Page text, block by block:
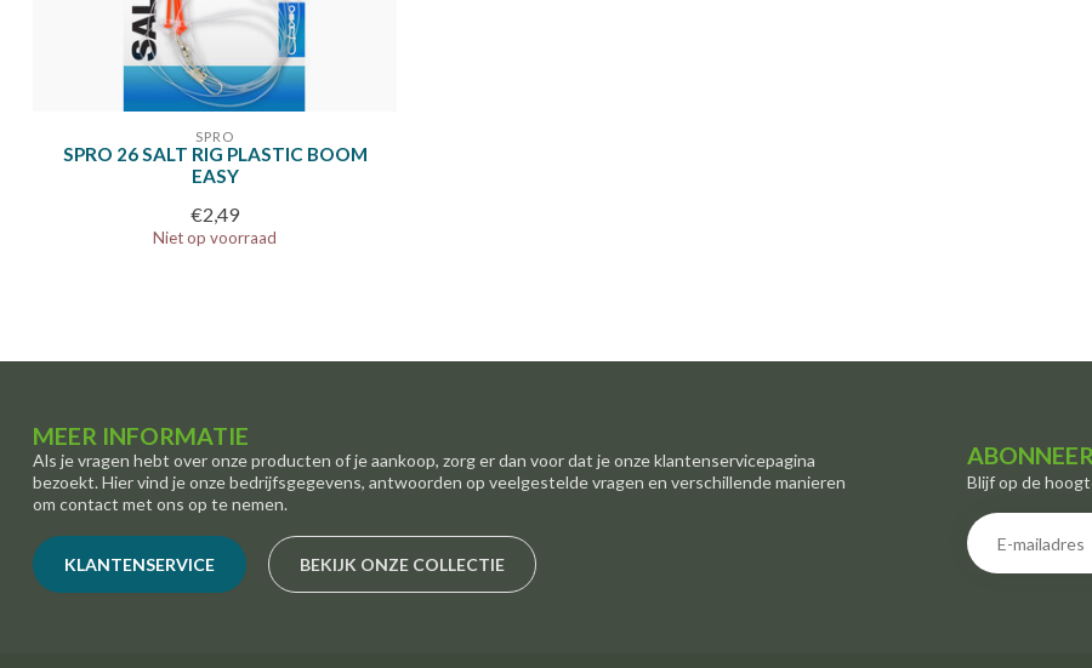
SPRO
SPRO 26 SALT RIG PLASTIC BOOM
EASY
€2,49
Niet op voorraad
MEER INFORMATIE
Als je vragen hebt over onze producten of je aankoop, zorg er dan voor dat je onze klantenservicepagina
bezoekt. Hier vind je onze bedrijfsgegevens, antwoorden op veelgestelde vragen en verschillende manieren
om contact met ons op te nemen.
KLANTENSERVICE BEKIJK ONZE COLLECTIE
Blijf op de